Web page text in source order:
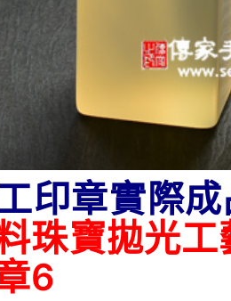
印章實際
珠寶拋光
6